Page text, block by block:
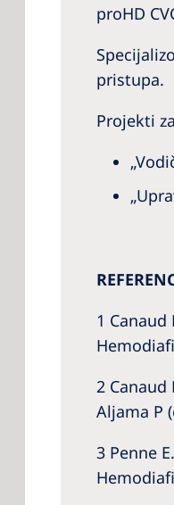
proHD
pristupa.
Projekti
1 Canaud
2 Canaud
Aljama P
3 Penne